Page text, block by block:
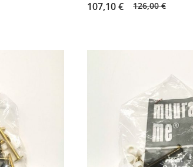
126,00€
Original
126,00 €.
107,10€
Current
107,10 €.